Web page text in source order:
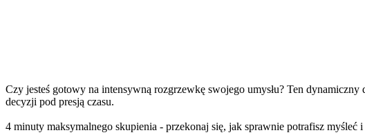
Czy jesteś gotowy na intensywną rozgrzewkę swojego umysłu? Ten
decyzji pod presją czasu.
4 minuty maksymalnego skupienia - przekonaj się, jak sprawnie potrafisz myśleć